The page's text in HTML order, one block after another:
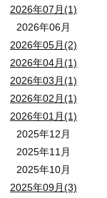
2026年07月(1)
2026年06月
2026年05月(2)
2026年04月(1)
2026年03月(1)
2026年02月(1)
2026年01月(1)
2025年12月
2025年11月
2025年10月
2025年09月(3)